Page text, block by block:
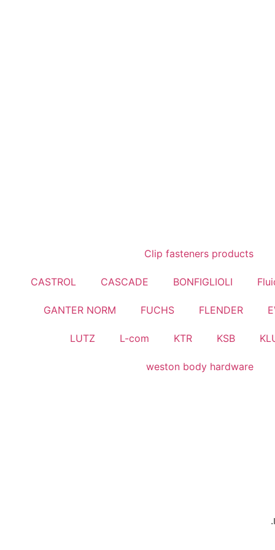
Clip fasteners products
BONFIGLIOLI
CASCADE
CASTROL
FLENDER
FUCHS
GANTER NORM
KSB
KTR
L-com
LUTZ
weston body hardware